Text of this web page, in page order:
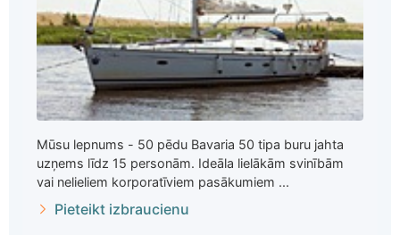
Mūsu lepnums - 50 pēdu Bavaria 50 tipa buru jahta
uzņems līdz 15 personām. Ideāla lielākām svinībām
vai nelieliem korporatīviem pasākumiem ...
Pieteikt izbraucienu